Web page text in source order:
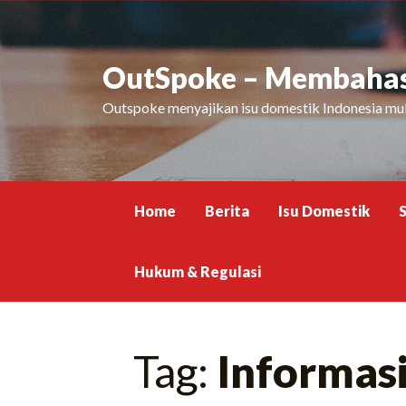
OutSpoke –
Outspoke menyajikan isu domestik Indonesia
Home Berita Isu Domestik
Hukum & Regulasi
Tag: